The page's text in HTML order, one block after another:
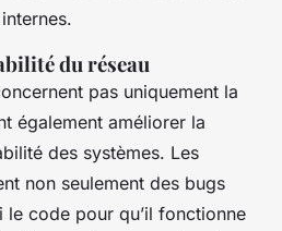
du réseau
pas uniquement la
également améliorer la
des systèmes. Les
non seulement des bugs
le code pour qu’il fonctionne